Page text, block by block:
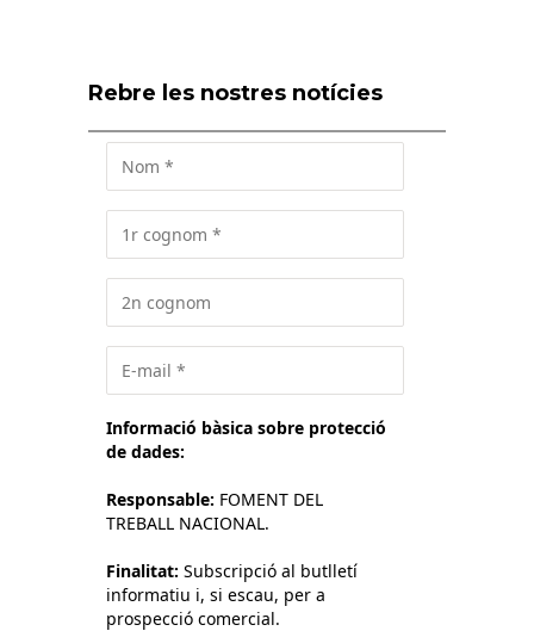
Rebre les nostres notícies
Informació bàsica sobre protecció
de dades:
Responsable: FOMENT DEL
TREBALL NACIONAL.
Finalitat: Subscripció al butlletí
informatiu i, si escau, per a
prospecció comercial.